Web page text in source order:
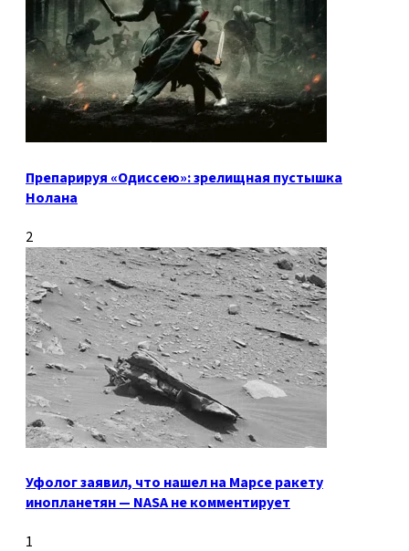
Препарируя «Одиссею»: зрелищная пустышка
Нолана
2
Уфолог заявил, что нашел на Марсе ракету
инопланетян — NASA не комментирует
1